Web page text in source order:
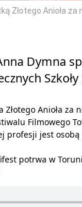
Złotego Anioła
Dymna
Złotego Anioła
Filmowego
profesji jest
potrwa w